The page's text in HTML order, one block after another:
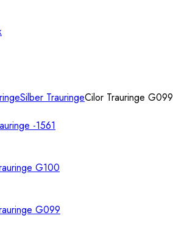
Silber TrauringeCilor Trauringe G099